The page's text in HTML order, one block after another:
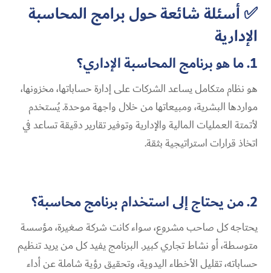
✅ أسئلة شائعة حول برامج المحاسبة
الإدارية
1. ما هو برنامج المحاسبة الإداري؟
هو نظام متكامل يساعد الشركات على إدارة حساباتها، مخزونها،
مواردها البشرية، ومبيعاتها من خلال واجهة موحدة. يُستخدم
لأتمتة العمليات المالية والإدارية وتوفير تقارير دقيقة تساعد في
اتخاذ قرارات استراتيجية بثقة.
2. من يحتاج إلى استخدام برنامج محاسبة؟
يحتاجه كل صاحب مشروع، سواء كانت شركة صغيرة، مؤسسة
متوسطة، أو نشاط تجاري كبير. البرنامج يفيد كل من يريد تنظيم
حساباته، تقليل الأخطاء اليدوية، وتحقيق رؤية شاملة عن أداء